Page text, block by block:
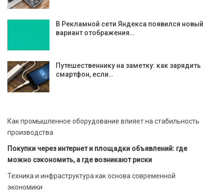
В Рекламной сети Яндекса появился новый
вариант отображения…
Путешественнику на заметку: как зарядить
смартфон, если…
Как промышленное оборудование влияет на стабильность
производства
Покупки через интернет и площадки объявлений: где
можно сэкономить, а где возникают риски
Техника и инфраструктура как основа современной
экономики